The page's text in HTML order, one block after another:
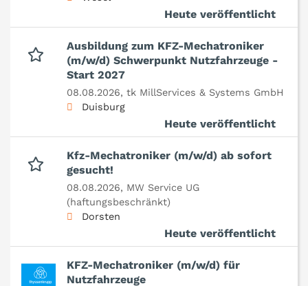
Heute veröffentlicht
Ausbildung zum KFZ-Mechatroniker
(m/w/d) Schwerpunkt Nutzfahrzeuge -
Start 2027
08.08.2026, tk MillServices & Systems GmbH
Duisburg
Heute veröffentlicht
Kfz-Mechatroniker (m/w/d) ab sofort
gesucht!
08.08.2026, MW Service UG
(haftungsbeschränkt)
Dorsten
Heute veröffentlicht
KFZ-Mechatroniker (m/w/d) für
Nutzfahrzeuge